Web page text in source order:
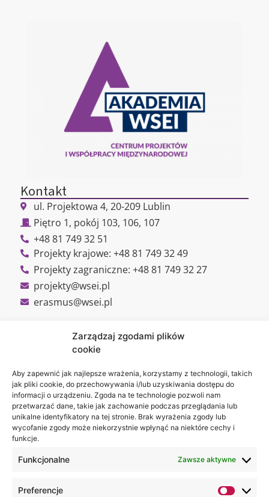
Zarządzaj zgodami plików
cookie
Aby zapewnić jak najlepsze wrażenia, korzystamy z technologii, takich
jak pliki cookie, do przechowywania i/lub uzyskiwania dostępu do
informacji o urządzeniu. Zgoda na te technologie pozwoli nam
przetwarzać dane, takie jak zachowanie podczas przeglądania lub
unikalne identyfikatory na tej stronie. Brak wyrażenia zgody lub
wycofanie zgody może niekorzystnie wpłynąć na niektóre cechy i
funkcje.
Funkcjonalne Zawsze aktywne
Preferencje
Kontakt
ul. Projektowa 4, 20-209 Lublin
Piętro 1, pokój 103, 106, 107
+48 81 749 32 51
Projekty krajowe: +48 81 749 32 49
Projekty zagraniczne: +48 81 749 32 27
projekty@wsei.pl
erasmus@wsei.pl
Akademia
WSEI
ul.
Projektowa
4